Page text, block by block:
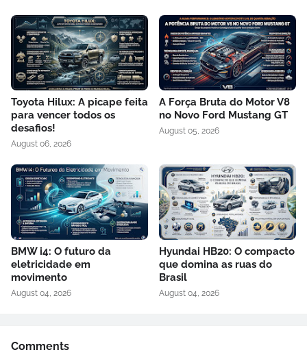
Toyota Hilux: A picape feita
para vencer todos os
desafios!
August 06, 2026
A Força Bruta do Motor V8
no Novo Ford Mustang GT
August 05, 2026
BMW i4: O futuro da
eletricidade em
movimento
August 04, 2026
Hyundai HB20: O compacto
que domina as ruas do
Brasil
August 04, 2026
Comments